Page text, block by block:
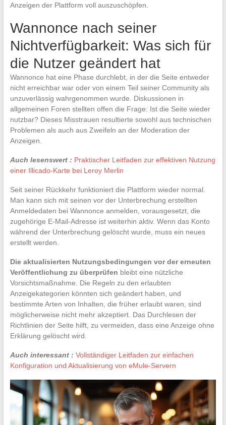
Anzeigen der Plattform voll auszuschöpfen.
Wannonce nach seiner
Nichtverfügbarkeit: Was sich für
die Nutzer geändert hat
Wannonce hat eine Phase durchlebt, in der die Seite entweder
nicht erreichbar war oder von einem Teil seiner Community als
unzuverlässig wahrgenommen wurde. Diskussionen in
allgemeinen Foren stellten offen die Frage: Ist die Seite wieder
nutzbar? Dieses Misstrauen resultierte sowohl aus technischen
Problemen als auch aus Zweifeln an der Moderation der
Anzeigen.
Auch lesenswert : Praktischer Leitfaden zur effektiven Nutzung
einer Illicado-Karte bei Leroy Merlin
Seit seiner Rückkehr funktioniert die Plattform wieder normal.
Man kann sich mit seinen vor der Unterbrechung erstellten
Anmeldedaten bei Wannonce anmelden, vorausgesetzt, die
zugehörige E-Mail-Adresse ist weiterhin aktiv. Wenn das Konto
während der Unterbrechung gelöscht wurde, muss ein neues
erstellt werden.
Die aktualisierten Nutzungsbedingungen vor der erneuten
Veröffentlichung zu überprüfen bleibt eine nützliche
Vorsichtsmaßnahme. Die Regeln zu den erlaubten
Anzeigekategorien könnten sich geändert haben, und
bestimmte Arten von Inhalten, die früher erlaubt waren, sind
möglicherweise nicht mehr akzeptiert. Das Durchlesen der
Richtlinien der Seite hilft, zu vermeiden, dass eine Anzeige ohne
Erklärung gelöscht wird.
Auch interessant : Vollständiger Leitfaden zur einfachen
Konfiguration und Aktualisierung von eMule-Servern